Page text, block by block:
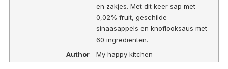
en zakjes. Met dit keer sap met
0,02% fruit, geschilde
sinaasappels en knoflooksaus met
60 ingrediënten.
Author
My happy kitchen